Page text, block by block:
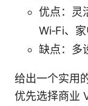
优点：灵
Wi‑Fi、
缺点：多
给出一个实用
优先选择商业